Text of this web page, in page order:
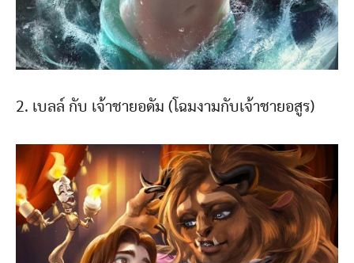
2. เบลล์ กับ เจ้าชายอดัม (โฉมงามกับเจ้าชายอสูร)